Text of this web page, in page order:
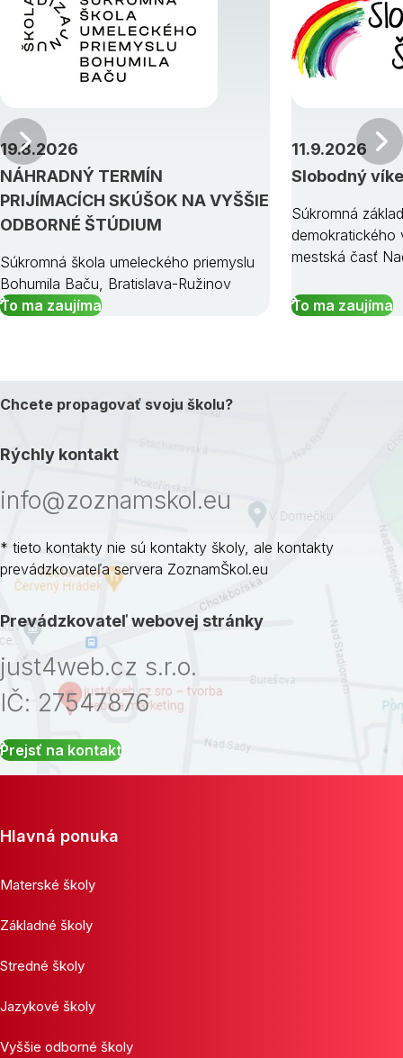
NÁHRADNÝ TERMÍN
PRIJÍMACÍCH SKÚŠOK NA VYŠŠIE
ODBORNÉ ŠTÚDIUM
19.8.2026
Súkromná škola umeleckého priemyslu
Bohumila Baču, Bratislava-Ružinov
To ma zaujíma
Slobodný
11.9.2026
Súkromná
demokratického
mestská časť
To ma zaujíma
Predchádzajúci
Chcete propagovať svoju školu?
Rýchly kontakt
info@zoznamskol.eu
* tieto kontakty nie sú kontakty školy, ale kontakty
prevádzkovateľa servera ZoznamŠkol.eu
Prevádzkovateľ webovej stránky
just4web.cz s.r.o.
IČ: 27547876
Prejsť na kontakt
Hlavná ponuka
Materské školy
Základné školy
Stredné školy
Jazykové školy
Vyššie odborné školy